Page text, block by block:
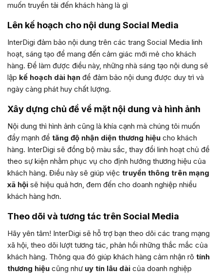
muốn truyền tải đến khách hàng là gì
Lên kế hoạch cho nội dung Social Media
InterDigi đảm bảo nội dung trên các trang Social Media linh
hoạt, sáng tạo để mang đến cảm giác mới mẻ cho khách
hàng. Để làm được điều này, những nhà sáng tạo nội dung sẽ
lập kế hoạch dài hạn để đảm bảo nội dung được duy trì và
ngày càng phát huy chất lượng.
Xây dựng chủ đề về mặt nội dung và hình ảnh
Nội dung thì hình ảnh cũng là khía cạnh mà chúng tôi muốn
đẩy mạnh để tăng độ nhận diện thương hiệu cho khách
hàng. InterDigi sẽ đồng bộ màu sắc, thay đổi linh hoạt chủ đề
theo sự kiện nhằm phục vụ cho định hướng thương hiệu của
khách hàng. Điều này sẽ giúp việc truyền thông trên mạng
xã hội sẽ hiệu quả hơn, đem đến cho doanh nghiệp nhiều
khách hàng hơn.
Theo dõi và tương tác trên Social Media
Hãy yên tâm! InterDigi sẽ hỗ trợ bạn theo dõi các trang mạng
xã hội, theo dõi lượt tương tác, phản hồi những thắc mắc của
khách hàng. Thông qua đó giúp khách hàng cảm nhận rõ tính
thương hiệu cũng như uy tín lâu dài của doanh nghiệp